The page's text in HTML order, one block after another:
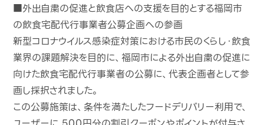
■外出自粛の促進と飲食店への支援を目的とする福岡市
の飲食宅配代行事業者公募企画への参画
新型コロナウイルス感染症対策における市民のくらし・飲食
業界の課題解決を目的に、福岡市による外出自粛の促進に
向けた飲食宅配代行事業者の公募に、代表企画者として参
画し採択されました。
この公募施策は、条件を満たしたフードデリバリー利用で、